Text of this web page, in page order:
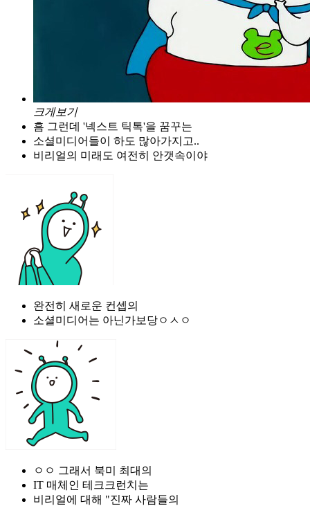
크게보기
흠 그런데 '넥스트 틱톡'을 꿈꾸는
소셜미디어들이 하도 많아가지고..
비리얼의 미래도 여전히 안갯속이야
완전히 새로운 컨셉의
소셜미디어는 아닌가보당ㅇㅅㅇ
ㅇㅇ 그래서 북미 최대의
IT 매체인 테크크런치는
비리얼에 대해 "진짜 사람들의